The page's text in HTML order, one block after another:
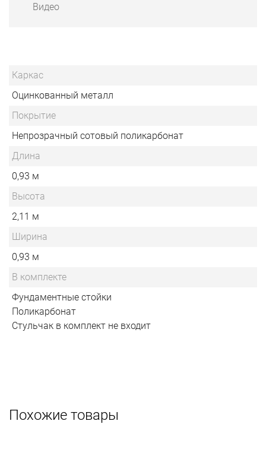
Видео
Каркас
Оцинкованный металл
Покрытие
Непрозрачный сотовый поликарбонат
Длина
0,93 м
Высота
2,11 м
Ширина
0,93 м
В комплекте
Фундаментные стойки
Поликарбонат
Стульчак в комплект не входит
Похожие товары